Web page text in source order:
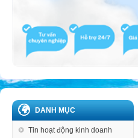
DANH MỤC
Tin hoạt động kinh doanh